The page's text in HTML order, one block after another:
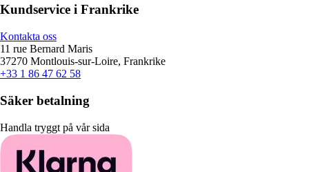
Kundservice i Frankrike
Kontakta oss
11 rue Bernard Maris
37270 Montlouis-sur-Loire, Frankrike
+33 1 86 47 62 58
Säker betalning
Handla tryggt på vår sida